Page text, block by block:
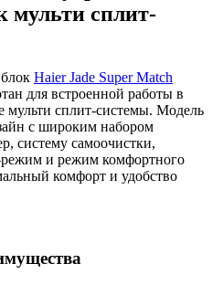
мульти сплит-
Haier Jade Super Match
для встроенной работы в
мульти сплит-системы. Модель
с широким набором
систему самоочистки,
режим и режим комфортного
комфорт и удобство